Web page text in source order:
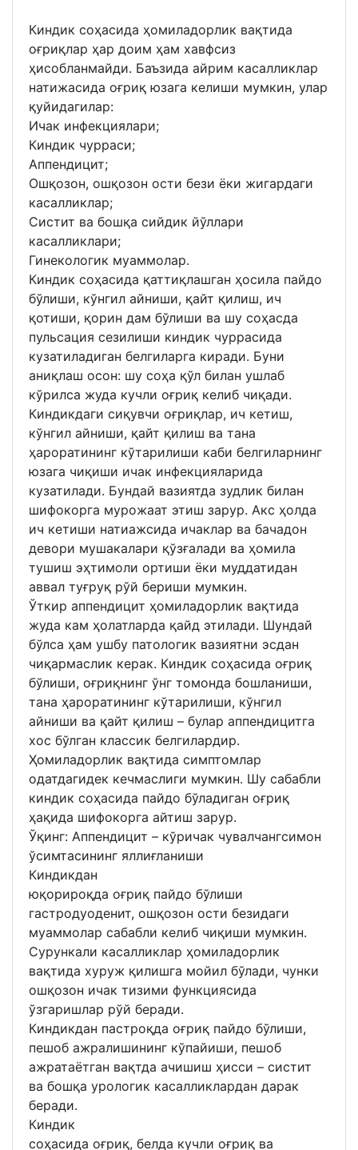
Киндик соҳасида ҳомиладорлик вақтида
оғриқлар ҳар доим ҳам хавфсиз
ҳисобланмайди. Баъзида айрим касалликлар
натижасида оғриқ юзага келиши мумкин, улар
қуйидагилар:
Ичак инфекциялари;
Киндик чурраси;
Аппендицит;
Ошқозон, ошқозон ости бези ёки жигардаги
касалликлар;
Систит ва бошқа сийдик йўллари
касалликлари;
Гинекологик муаммолар.
Киндик соҳасида қаттиқлашган ҳосила пайдо
бўлиши, кўнгил айниши, қайт қилиш, ич
қотиши, қорин дам бўлиши ва шу соҳасда
пульсация сезилиши киндик чуррасида
кузатиладиган белгиларга киради. Буни
аниқлаш осон: шу соҳа қўл билан ушлаб
кўрилса жуда кучли оғриқ келиб чиқади.
Киндикдаги сиқувчи оғриқлар, ич кетиш,
кўнгил айниши, қайт қилиш ва тана
ҳароратининг кўтарилиши каби белгиларнинг
юзага чиқиши ичак инфекцияларида
кузатилади. Бундай вазиятда зудлик билан
шифокорга мурожаат этиш зарур. Акс ҳолда
ич кетиши натиажсида ичаклар ва бачадон
девори мушакалари қўзғалади ва ҳомила
тушиш эҳтимоли ортиши ёки муддатидан
аввал туғруқ рўй бериши мумкин.
Ўткир аппендицит ҳомиладорлик вақтида
жуда кам ҳолатларда қайд этилади. Шундай
бўлса ҳам ушбу патологик вазиятни эсдан
чиқармаслик керак. Киндик соҳасида оғриқ
бўлиши, оғриқнинг ўнг томонда бошланиши,
тана ҳароратининг кўтарилиши, кўнгил
айниши ва қайт қилиш – булар аппендицитга
хос бўлган классик белгилардир.
Ҳомиладорлик вақтида симптомлар
одатдагидек кечмаслиги мумкин. Шу сабабли
киндик соҳасида пайдо бўладиган оғриқ
ҳақида шифокорга айтиш зарур.
Ўқинг: Аппендицит – кўричак чувалчангсимон
ўсимтасининг яллиғланиши
Киндикдан
юқорироқда оғриқ пайдо бўлиши
гастродуоденит, ошқозон ости безидаги
муаммолар сабабли келиб чиқиши мумкин.
Сурункали касалликлар ҳомиладорлик
вақтида хуруж қилишга мойил бўлади, чунки
ошқозон ичак тизими функциясида
ўзгаришлар рўй беради.
Киндикдан пастроқда оғриқ пайдо бўлиши,
пешоб ажралишининг кўпайиши, пешоб
ажратаётган вақтда ачишиш ҳисси – систит
ва бошқа урологик касалликлардан дарак
беради.
Киндик
соҳасида оғриқ, белда кучли оғриқ ва